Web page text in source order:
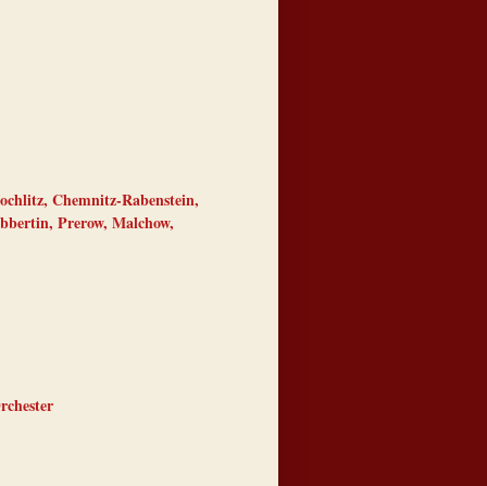
Chemnitz-Rabenstein,
Prerow, Malchow,